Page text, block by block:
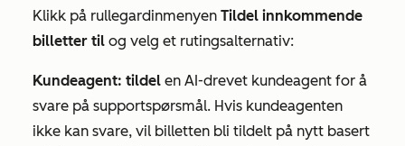
Klikk på rullegardinmenyen Tildel innkommende
billetter til og velg et rutingsalternativ:
Kundeagent: tildel en AI-drevet kundeagent for å
svare på supportspørsmål. Hvis kundeagenten
ikke kan svare, vil billetten bli tildelt på nytt basert